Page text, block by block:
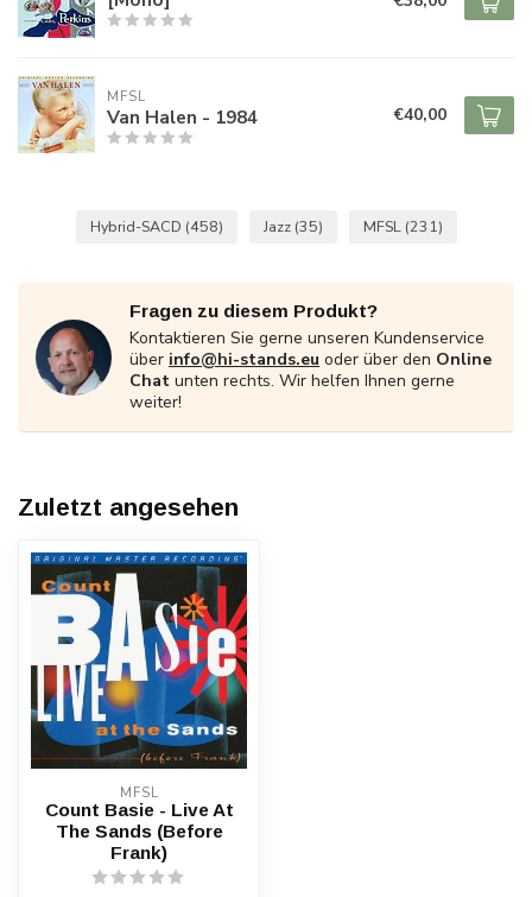
MFSL
Van Halen - 1984 €40,00
Hybrid-SACD (458) Jazz (35) MFSL (231)
Fragen zu diesem Produkt?
Kontaktieren Sie gerne unseren Kundenservice
über info@hi-stands.eu oder über den Online
Chat unten rechts. Wir helfen Ihnen gerne
weiter!
Zuletzt angesehen
MFSL
Count Basie - Live At
The Sands (Before
Frank)